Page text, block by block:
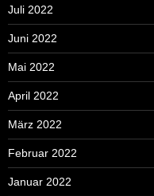
Juli 2022
Juni 2022
Mai 2022
April 2022
März 2022
Februar 2022
Januar 2022